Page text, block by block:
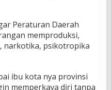
Peraturan Daerah
memproduksi,
narkotika, psikotropika
ibu kota nya provinsi
memperkaya diri tanpa